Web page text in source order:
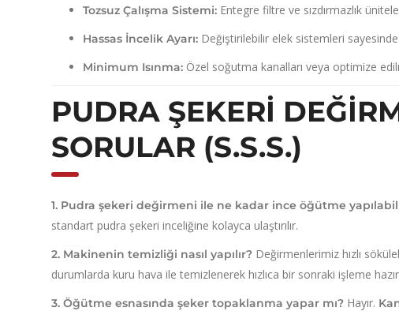
Tozsuz Çalışma Sistemi: Entegre filtre ve sızdırmazlık
Hassas İncelik Ayarı: Değiştirilebilir elek sistemleri
Minimum Isınma: Özel soğutma kanalları veya optimize
PUDRA ŞEKERI
SORULAR (S.S.S.)
1. Pudra şekeri değirmeni ile ne kadar ince öğütme
standart pudra şekeri inceliğine kolayca ulaştırılır.
2. Makinenin temizliği nasıl yapılır? Değirmenlerimiz hızlı
durumlarda kuru hava ile temizlenerek hızlıca bir sonraki işleme
3. Öğütme esnasında şeker topaklanma yapar mı? Hayır.